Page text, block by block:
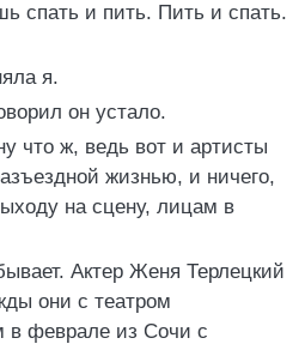
спать и пить. Пить и спать.
я.
он устало.
что ж, ведь вот и артисты
жизнью, и ничего,
на сцену, лицам в
Актер Женя Терлецкий
они с театром
в феврале из Сочи с